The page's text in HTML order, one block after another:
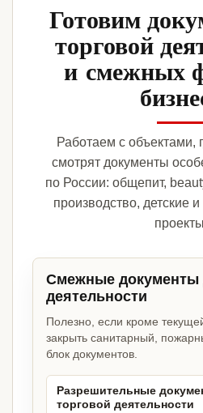
Готовим
торговой
и смежных
Работаем с объектами,
смотрят документы
по России: общепит,
производство, детские
Смежные документы
деятельности
Полезно, если кроме
закрыть санитарный,
блок документов.
Разрешительные
торговой деятельности